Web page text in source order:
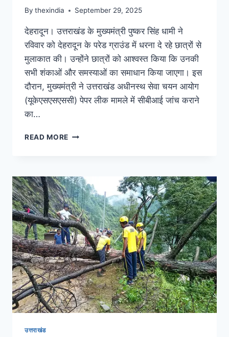
By thexindia September 29, 2025
देहरादून। उत्तराखंड के मुख्यमंत्री पुष्कर सिंह धामी ने
रविवार को देहरादून के परेड ग्राउंड में धरना दे रहे छात्रों से
मुलाकात की। उन्होंने छात्रों को आश्वस्त किया कि उनकी
सभी शंकाओं और समस्याओं का समाधान किया जाएगा। इस
दौरान, मुख्यमंत्री ने उत्तराखंड अधीनस्थ सेवा चयन आयोग
(यूकेएसएसएससी) पेपर लीक मामले में सीबीआई जांच कराने
का…
READ MORE
उत्तराखंड